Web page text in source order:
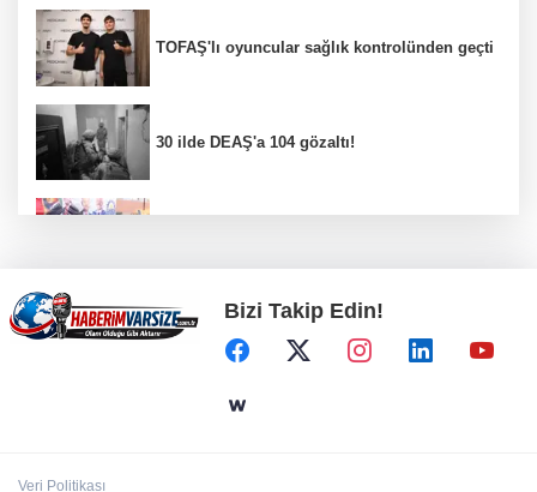
TOFAŞ'lı oyuncular sağlık kontrolünden geçti
30 ilde DEAŞ'a 104 gözaltı!
Bursa İnegöl’de binicilik için modern
manejler yapılıyor
Bursa’da TEKNOSAB KOBİ OSB tanıtıldı...
Bizi Takip Edin!
Veri Politikası